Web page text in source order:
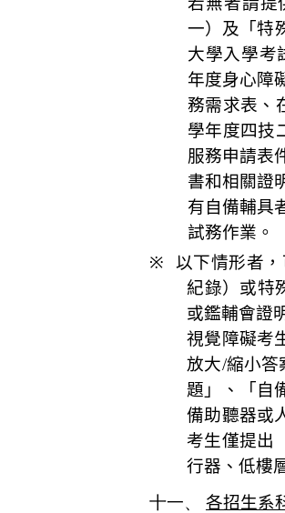
一）及「特
大學入學考
年度身心障
務需求表、
學年度四技
服務申請表
書和相關證
有自備輔具
試務作業。
※
以下情形者
紀錄）或特
或鑑輔會證
視覺障礙考
放大/縮小答
題」、「自
備助聽器或
考生僅提出
行器、低樓
十一、 各招生系